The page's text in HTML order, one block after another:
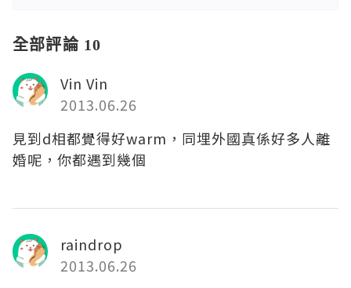
全部評論 10
Vin Vin
2013.06.26
見到d相都覺得好warm，同埋外國真係好多人離
婚呢，你都遇到幾個
raindrop
2013.06.26